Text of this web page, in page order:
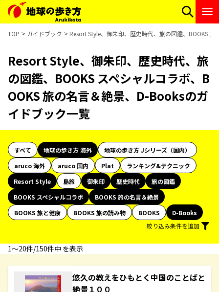
TOP ガイドブック Resort Style、御朱印、歴史時代、旅の図鑑、BOOKS
Resort Style、御朱印、歴史時代、旅
の図鑑、BOOKS スペシャルコラボ、B
OOKS 旅の名言＆絶景、D-Booksのガ
イドブック一覧
すべて 地球の歩き方 海外
地球の歩き方 Jシリーズ（国内）
aruco 海外
aruco 国内 Plat
ランキング&テクニック
Resort Style
島旅 御朱印 歴史時代
旅の図鑑
BOOKS スペシャルコラボ
BOOKS 旅の名言＆絶景
BOOKS 旅と健康
BOOKS 旅の読み物 BOOKS
D-Books
絞り込み条件を追加
1〜20件/150件中 を表示
悠久の教えをひもとく中国のことばと
絶景１００